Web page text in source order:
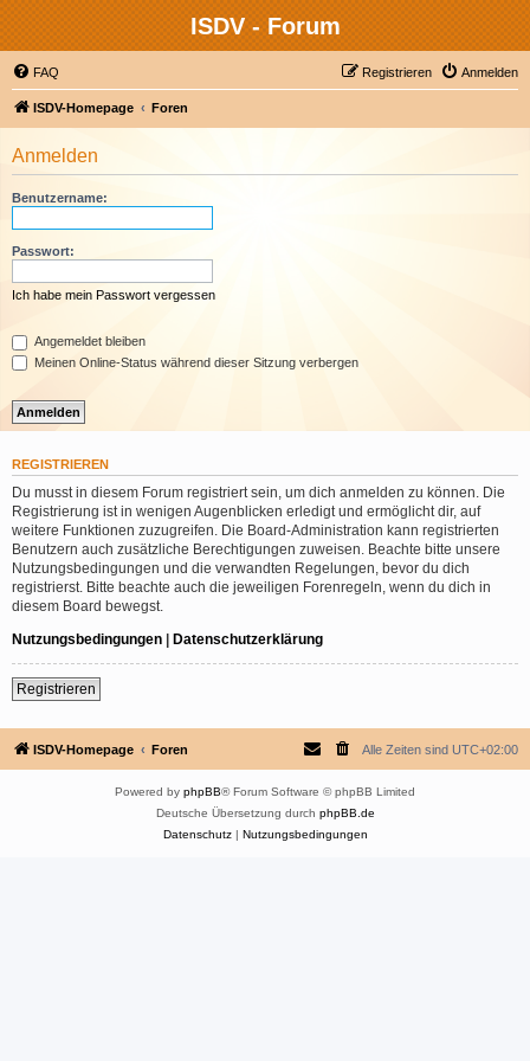
ISDV - Forum
FAQ Anmelden
Registrieren
ISDV-Homepage Foren
Anmelden
Benutzername:
Passwort:
Ich habe mein Passwort vergessen
Angemeldet bleiben
Meinen Online-Status während dieser Sitzung verbergen
REGISTRIEREN
Du musst in diesem Forum registriert sein, um dich anmelden zu können. Die
Registrierung ist in wenigen Augenblicken erledigt und ermöglicht dir, auf
weitere Funktionen zuzugreifen. Die Board-Administration kann registrierten
Benutzern auch zusätzliche Berechtigungen zuweisen. Beachte bitte unsere
Nutzungsbedingungen und die verwandten Regelungen, bevor du dich
registrierst. Bitte beachte auch die jeweiligen Forenregeln, wenn du dich in
diesem Board bewegst.
Nutzungsbedingungen | Datenschutzerklärung
Registrieren
ISDV-Homepage Foren Alle Zeiten sind UTC+02:00
Powered by phpBB® Forum Software © phpBB Limited
Deutsche Übersetzung durch phpBB.de
Datenschutz| Nutzungsbedingungen